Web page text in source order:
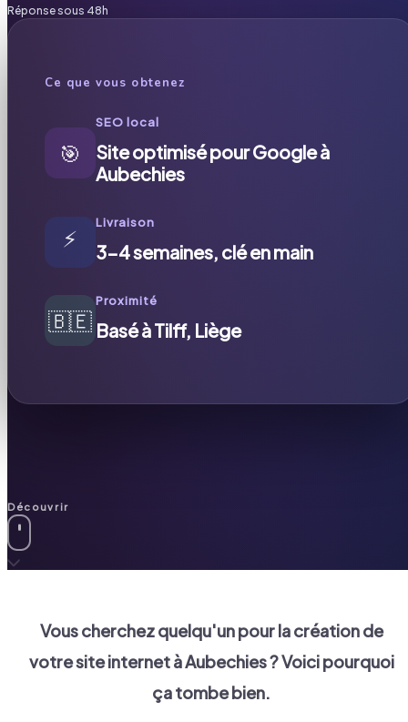
Réponse sous 48h
Ce que vous obtenez
🎯
SEO local
Site optimisé pour Google à
Aubechies
⚡
Livraison
3-4 semaines, clé en main
🇧🇪
Proximité
Basé à Tilff, Liège
Découvrir
Vous cherchez quelqu'un pour la création de
votre site internet àAubechies? Voici pourquoi
ça tombe bien.